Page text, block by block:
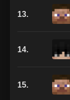
13.
14.
15.